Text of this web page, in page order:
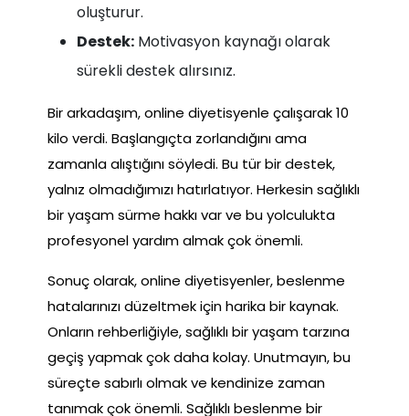
oluşturur.
Destek: Motivasyon kaynağı olarak
sürekli destek alırsınız.
Bir arkadaşım, online diyetisyenle çalışarak 10
kilo verdi. Başlangıçta zorlandığını ama
zamanla alıştığını söyledi. Bu tür bir destek,
yalnız olmadığımızı hatırlatıyor. Herkesin sağlıklı
bir yaşam sürme hakkı var ve bu yolculukta
profesyonel yardım almak çok önemli.
Sonuç olarak, online diyetisyenler, beslenme
hatalarınızı düzeltmek için harika bir kaynak.
Onların rehberliğiyle, sağlıklı bir yaşam tarzına
geçiş yapmak çok daha kolay. Unutmayın, bu
süreçte sabırlı olmak ve kendinize zaman
tanımak çok önemli. Sağlıklı beslenme bir